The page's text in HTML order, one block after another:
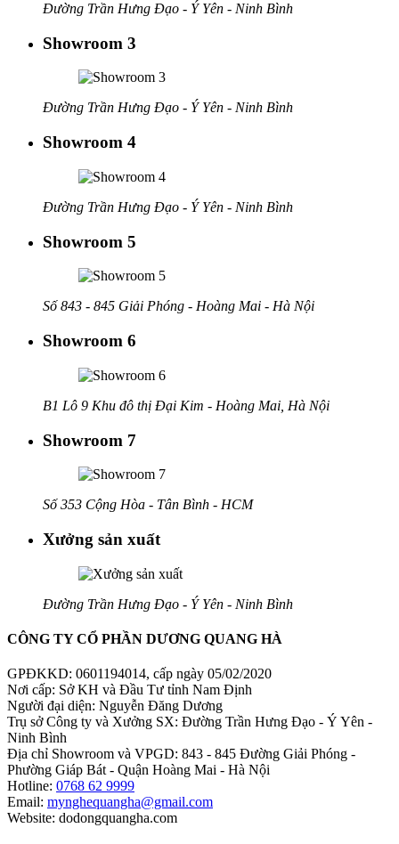
Đường Trần Hưng Đạo - Ý Yên - Ninh Bình
Showroom 3
Đường Trần Hưng Đạo - Ý Yên - Ninh Bình
Showroom 4
Đường Trần Hưng Đạo - Ý Yên - Ninh Bình
Showroom 5
Số 843 - 845 Giải Phóng - Hoàng Mai - Hà Nội
Showroom 6
B1 Lô 9 Khu đô thị Đại Kim - Hoàng Mai, Hà Nội
Showroom 7
Số 353 Cộng Hòa - Tân Bình - HCM
Xưởng sản xuất
Đường Trần Hưng Đạo - Ý Yên - Ninh Bình
CÔNG TY CỔ PHẦN DƯƠNG QUANG HÀ
GPĐKKD: 0601194014, cấp ngày 05/02/2020
Nơi cấp: Sở KH và Đầu Tư tỉnh Nam Định
Người đại diện: Nguyễn Đăng Dương
Trụ sở Công ty và Xưởng SX: Đường Trần Hưng Đạo - Ý Yên -
Ninh Bình
Địa chỉ Showroom và VPGD: 843 - 845 Đường Giải Phóng -
Phường Giáp Bát - Quận Hoàng Mai - Hà Nội
Hotline: 0768 62 9999
Email: mynghequangha@gmail.com
Website: dodongquangha.com